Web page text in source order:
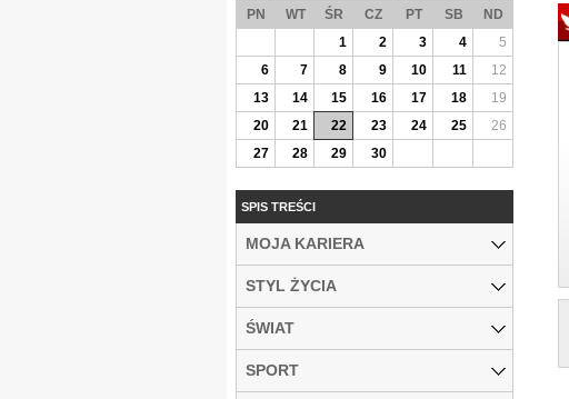
PN WT ŚR CZ PT SB
ND
1
2 3 4
5
6
7 8 9 10 11
12
13
14 15 16 17 18
19
20
21 22 23 24 25
26
27
28 29 30
SPIS TREŚCI
MOJA KARIERA
STYL ŻYCIA
ŚWIAT
SPORT